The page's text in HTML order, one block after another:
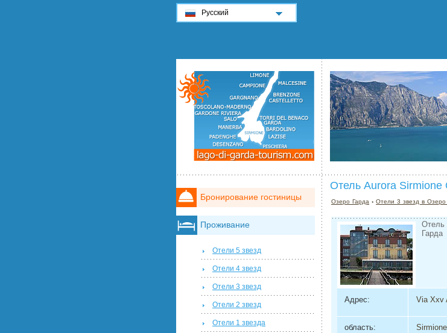
Отель Aurora Sirmione
Озеро Гарда ›Отели 3 звезд в Озеро
Отель
Гарда
Адрес: Via Xxv
область: Sirmione
Бронирование гостиницы
Проживание
Отели 5 звезд
Отели 4 звезд
Отели 3 звезд
Отели 2 звезд
Отели 1 звезда
Русский